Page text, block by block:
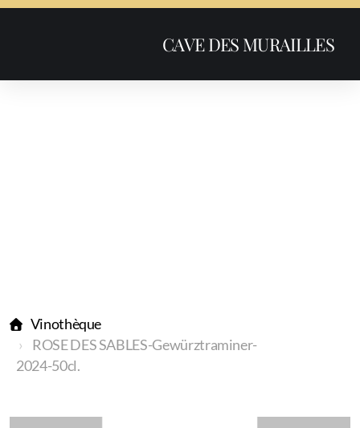
CAVE DES MURAILLES
Vinothèque
ROSE DES SABLES-Gewürztraminer-
2024-50cl.